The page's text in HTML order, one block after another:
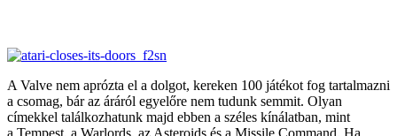
A Valve nem aprózta el a dolgot, kereken 100 játékot fog tartalmazni
a csomag, bár az áráról egyelőre nem tudunk semmit. Olyan
címekkel találkozhatunk majd ebben a széles kínálatban, mint